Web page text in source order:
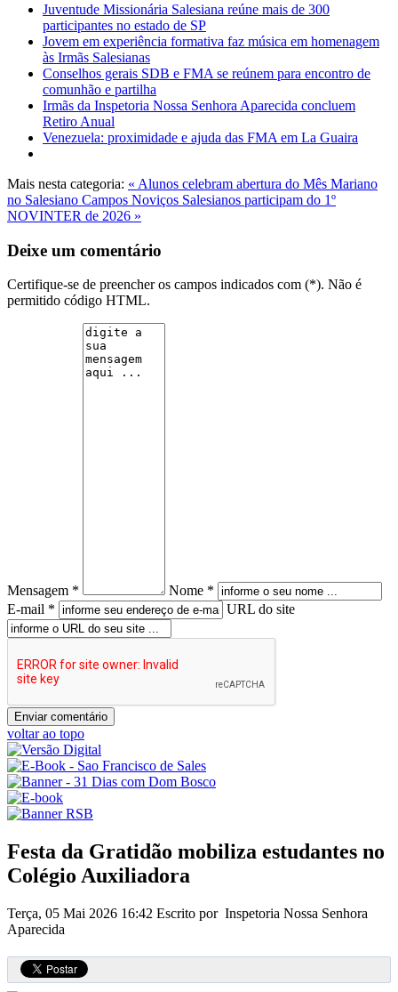
Juventude Missionária Salesiana reúne mais de 300
participantes no estado de SP
Jovem em experiência formativa faz música em homenagem
às Irmãs Salesianas
Conselhos gerais SDB e FMA se reúnem para encontro de
comunhão e partilha
Irmãs da Inspetoria Nossa Senhora Aparecida concluem
Retiro Anual
Venezuela: proximidade e ajuda das FMA em La Guaira
Mais nesta categoria: « Alunos celebram abertura do Mês Mariano
no Salesiano Campos Noviços Salesianos participam do 1º
NOVINTER de 2026 »
Deixe um comentário
Certifique-se de preencher os campos indicados com (*). Não é
permitido código HTML.
Mensagem *
Nome *
E-mail *
URL do site
voltar ao topo
Festa da Gratidão mobiliza estudantes no
Colégio Auxiliadora
Terça, 05 Mai 2026 16:42 Escrito por Inspetoria Nossa Senhora
Aparecida